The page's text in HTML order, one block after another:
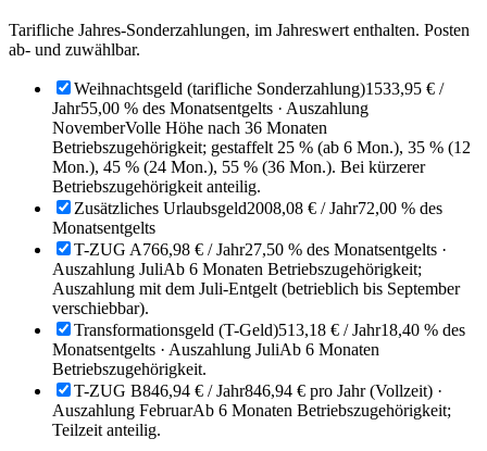
Tarifliche Jahres-Sonderzahlungen, im Jahreswert enthalten. Posten
ab- und zuwählbar.
Weihnachtsgeld (tarifliche Sonderzahlung)1533,95 € /
Jahr55,00 % des Monatsentgelts · Auszahlung
NovemberVolle Höhe nach 36 Monaten
Betriebszugehörigkeit; gestaffelt 25 % (ab 6 Mon.), 35 % (12
Mon.), 45 % (24 Mon.), 55 % (36 Mon.). Bei kürzerer
Betriebszugehörigkeit anteilig.
Zusätzliches Urlaubsgeld2008,08 € / Jahr72,00 % des
Monatsentgelts
T-ZUG A766,98 € / Jahr27,50 % des Monatsentgelts ·
Auszahlung JuliAb 6 Monaten Betriebszugehörigkeit;
Auszahlung mit dem Juli-Entgelt (betrieblich bis September
verschiebbar).
Transformationsgeld (T-Geld)513,18 € / Jahr18,40 % des
Monatsentgelts · Auszahlung JuliAb 6 Monaten
Betriebszugehörigkeit.
T-ZUG B846,94 € / Jahr846,94 € pro Jahr (Vollzeit) ·
Auszahlung FebruarAb 6 Monaten Betriebszugehörigkeit;
Teilzeit anteilig.